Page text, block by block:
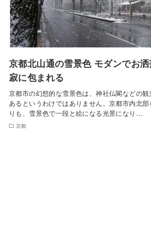
京都北山通の雪景色 モダンでお
寂に包まれる
京都市の幻想的な雪景色は、神社仏閣などの観
あるというわけではありません。京都市内北
りも、雪景色で一段と絵になる光景になり…
京都